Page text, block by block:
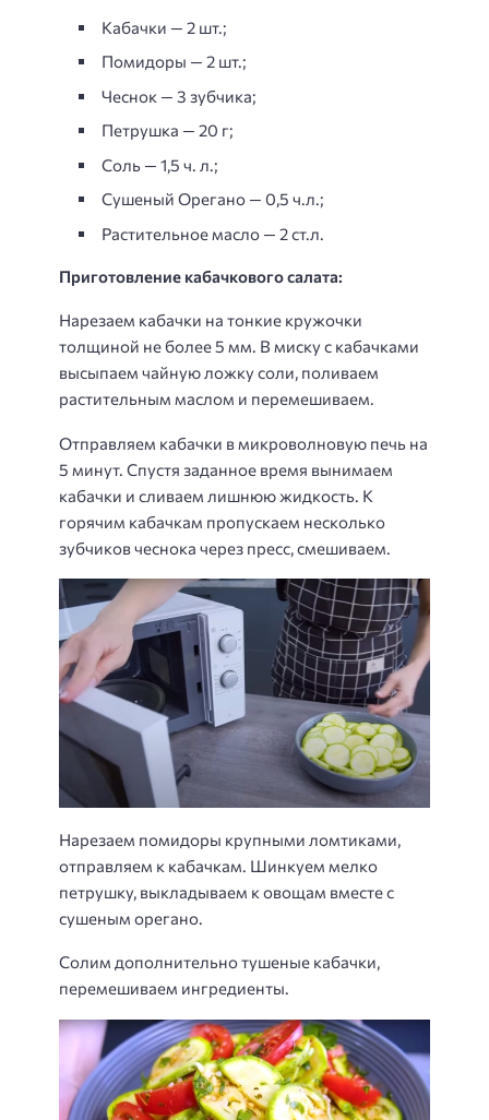
Кабачки — 2 шт.;
Помидоры — 2 шт.;
Чеснок — 3 зубчика;
Петрушка — 20 г;
Соль — 1,5 ч. л.;
Сушеный Орегано — 0,5 ч.л.;
Растительное масло — 2 ст.л.
Приготовление кабачкового салата:
Нарезаем кабачки на тонкие кружочки
толщиной не более 5 мм. В миску с кабачками
высыпаем чайную ложку соли, поливаем
растительным маслом и перемешиваем.
Отправляем кабачки в микроволновую печь на
5 минут. Спустя заданное время вынимаем
кабачки и сливаем лишнюю жидкость. К
горячим кабачкам пропускаем несколько
зубчиков чеснока через пресс, смешиваем.
Нарезаем помидоры крупными ломтиками,
отправляем к кабачкам. Шинкуем мелко
петрушку, выкладываем к овощам вместе с
сушеным орегано.
Солим дополнительно тушеные кабачки,
перемешиваем ингредиенты.